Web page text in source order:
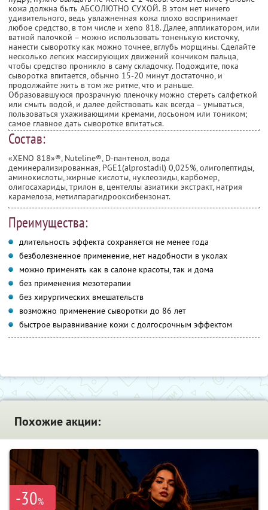
кожа должна быть АБСОЛЮТНО СУХОЙ. В этом нет ничего
удивительного, ведь увлажненная кожа плохо воспринимает
любое средство, в том числе и xeno 818. Далее, аппликатором, или
ватной палочкой – можно использовать тоненькую кисточку,
нанести сыворотку как можно точнее, вглубь морщины. Сделайте
несколько легких массирующих движений кончиком пальца,
чтобы средство проникло в саму складочку. Подождите, пока
сыворотка впитается, обычно 15-20 минут достаточно, и
продолжайте жить в том же ритме, что и раньше.
Образовавшуюся прозрачную пленочку можно стереть салфеткой
или смыть водой, и далее действовать как всегда – умываться,
пользоваться ухаживающими кремами, лосьоном или тоником;
самое главное дать сыворотке впитаться.
Состав:
«XENO 818»®, Nuteline®, D-пантенол, вода
деминерализированная, PGE1(alprostadil) 0,025%, олигопептиды,
аминокислоты, жирные кислоты, нуклеозиды, карбомер,
олигосахариды, трилон в, центеллы азиатики экстракт, натрия
карамелоза, метилпарагидрооксибензонат.
Преимущества:
длительность эффекта сохраняется не менее года
безболезненное применение, нет надобности в уколах
можно применять как в салоне красоты, так и дома
без применения мезотерапии
без хирургических вмешательств
возможно применение сыворотки до 86 лет
быстрое выравнивание кожи с долгосрочным эффектом
Похожие акции:
-30%